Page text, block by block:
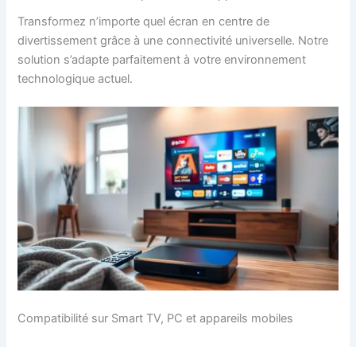
Transformez n’importe quel écran en centre de
divertissement grâce à une connectivité universelle. Notre
solution s’adapte parfaitement à votre environnement
technologique actuel.
Compatibilité sur Smart TV, PC et appareils mobiles